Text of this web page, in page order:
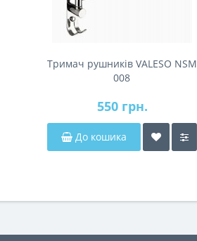
Тримач рушників VALESO NSM
008
550 грн.
До кошика